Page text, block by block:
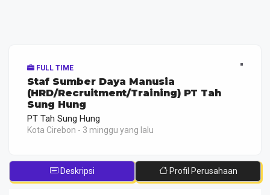
FULL TIME
Staf Sumber Daya Manusia
(HRD/Recruitment/Training) PT Tah
Sung Hung
PT Tah Sung Hung
Kota Cirebon - 3 minggu yang lalu
Deskripsi Profil Perusahaan